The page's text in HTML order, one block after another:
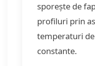
sporește de
profiluri prin
temperaturi
constante.